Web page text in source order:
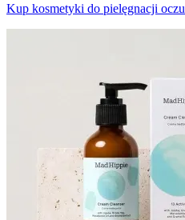
Kup kosmetyki do pielęgnacji oczu